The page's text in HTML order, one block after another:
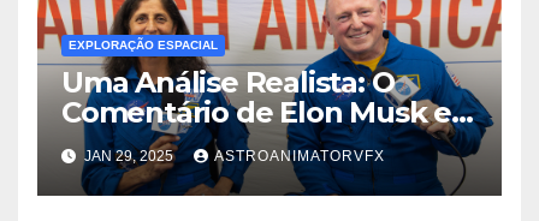
EXPLORAÇÃO ESPACIAL
Uma Análise Realista: O
Comentário de Elon Musk e a
Verdadeira Dinâmica das
Trocas de Tripulação no Voo
Espacial
JAN 29, 2025 ASTROANIMATORVFX